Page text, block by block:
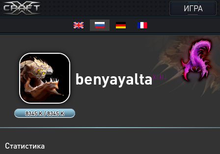
ИГРА
8345 K / 8345 K
benyayaltaXERJ
Статистика